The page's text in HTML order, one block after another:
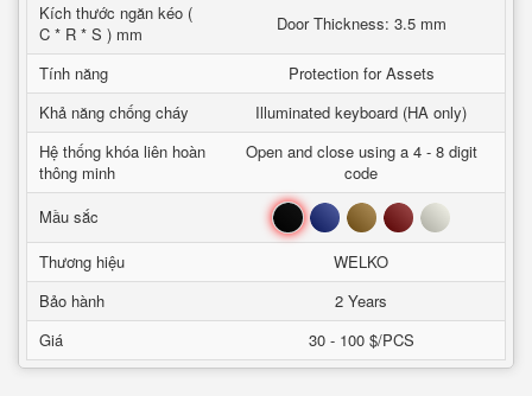
Kích thước ngăn kéo (
C * R * S ) mm
Door Thickness: 3.5 mm
Tính năng
Protection for Assets
Khả năng chống cháy
Illuminated keyboard (HA only)
Hệ thống khóa liên hoàn
thông minh
Open and close using a 4 - 8 digit
code
Mầu sắc
Đen Xanh Nâu Đỏ Trắng
Thương hiệu
WELKO
Bảo hành
2 Years
Giá
30 - 100 $/PCS